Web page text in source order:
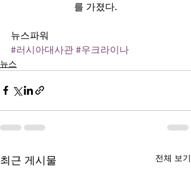
를 가졌다.
뉴스파워
#러시아대사관 #우크라이나
뉴스
최근 게시물 전체 보기